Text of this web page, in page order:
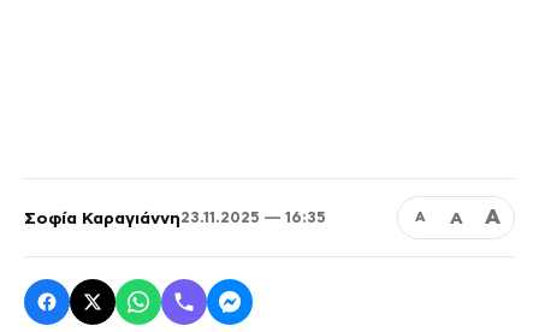
Σοφία Καραγιάννη23.11.2025 — 16:35 Α Α Α